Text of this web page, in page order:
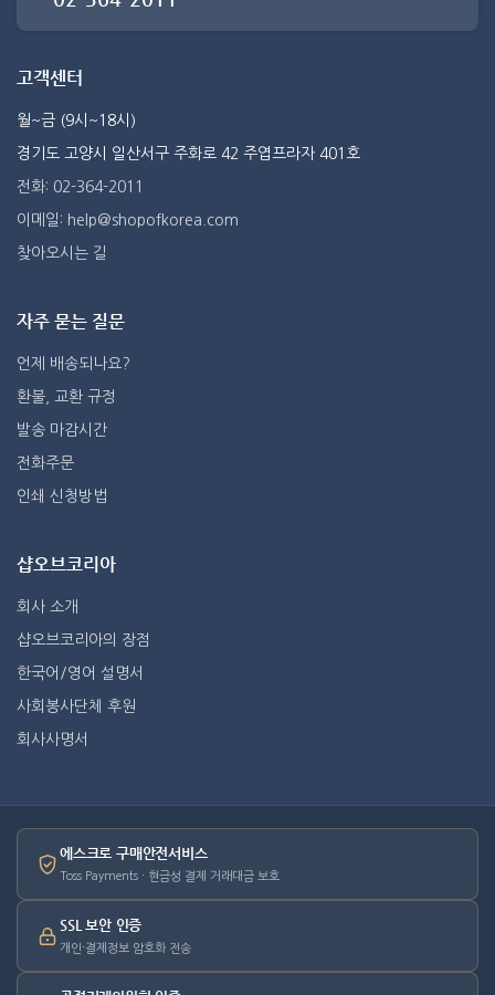
고객센터
월~금 (9시~18시)
경기도 고양시 일산서구 주화로 42 주엽프라자 401호
전화: 02-364-2011
이메일: help@shopofkorea.com
찾아오시는 길
자주 묻는 질문
언제 배송되나요?
환불, 교환 규정
발송 마감시간
전화주문
인쇄 신청방법
샵오브코리아
회사 소개
샵오브코리아의 장점
한국어/영어 설명서
사회봉사단체 후원
회사사명서
에스크로 구매안전서비스
Toss Payments · 현금성 결제 거래대금 보호
SSL 보안 인증
개인·결제정보 암호화 전송